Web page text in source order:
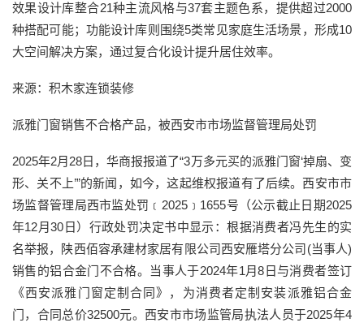
效果设计库整合21种主流风格与37套主题色系，提供超过2000
种搭配可能；功能设计库则围绕5类常见家庭生活场景，形成10
大空间解决方案，通过复合化设计提升居住效率。‌
来源：积木家连锁装修
派雅门窗销售不合格产品，被西安市市场监督管理局处罚
2025年2月28日，华商报报道了“3万多元买的派雅门窗‘掉扇、变
形、关不上’”的新闻，如今，这起维权报道有了后续。西安市市
场监督管理局西市监处罚﹝2025﹞1655号（公示截止日期2025
年12月30日）行政处罚决定书中显示：根据消费者冯先生的实
名举报，陕西佰容承建材家居有限公司西安雁塔分公司(当事人)
销售的铝合金门不合格。当事人于2024年1月8日与消费者签订
《西安派雅门窗定制合同》，为消费者定制安装派雅铝合金
门，合同总价32500元。西安市市场监管局执法人员于2025年4